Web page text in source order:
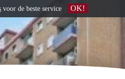
voor de beste service OK!